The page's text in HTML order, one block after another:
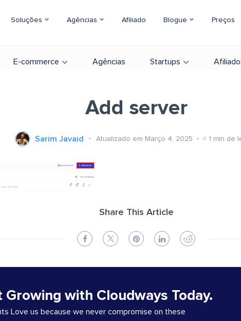
Soluções Agências Afiliado Blogue Preços
E-commerce Agências Startups
Add server
Sarim Javaid Atualizado em Março 4, 2025 < 1 min de
Share This Article
Growing with Cloudways Today.
Love us because we never compromise on these